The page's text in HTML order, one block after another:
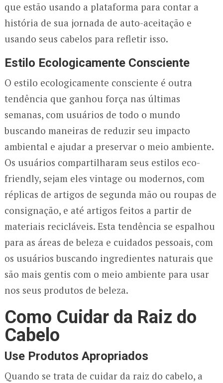
que estão usando a plataforma para contar a
história de sua jornada de auto-aceitação e
usando seus cabelos para refletir isso.
Estilo Ecologicamente Consciente
O estilo ecologicamente consciente é outra
tendência que ganhou força nas últimas
semanas, com usuários de todo o mundo
buscando maneiras de reduzir seu impacto
ambiental e ajudar a preservar o meio ambiente.
Os usuários compartilharam seus estilos eco-
friendly, sejam eles vintage ou modernos, com
réplicas de artigos de segunda mão ou roupas de
consignação, e até artigos feitos a partir de
materiais recicláveis. Esta tendência se espalhou
para as áreas de beleza e cuidados pessoais, com
os usuários buscando ingredientes naturais que
são mais gentis com o meio ambiente para usar
nos seus produtos de beleza.
Como Cuidar da Raiz do
Cabelo
Use Produtos Apropriados
Quando se trata de cuidar da raiz do cabelo, a